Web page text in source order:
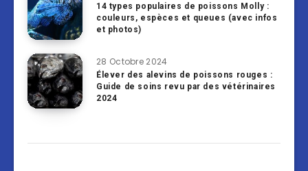
14 types populaires de poissons Molly :
couleurs, espèces et queues (avec infos
et photos)
28 Octobre 2024
Élever des alevins de poissons rouges :
Guide de soins revu par des vétérinaires
2024